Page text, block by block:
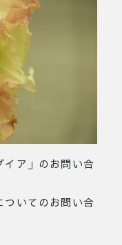
イア」のお問い合
ついてのお問い合